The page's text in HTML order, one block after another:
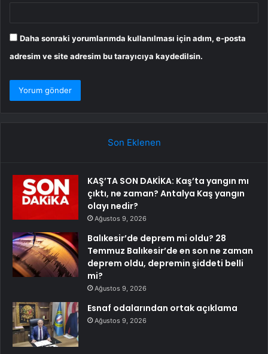
Daha sonraki yorumlarımda kullanılması için adım, e-posta
adresim ve site adresim bu tarayıcıya kaydedilsin.
Son Eklenen
KAŞ’TA SON DAKİKA: Kaş’ta yangın mı
çıktı, ne zaman? Antalya Kaş yangın
olayı nedir?
Ağustos 9, 2026
Balıkesir’de deprem mi oldu? 28
Temmuz Balıkesir’de en son ne zaman
deprem oldu, depremin şiddeti belli
mi?
Ağustos 9, 2026
Esnaf odalarından ortak açıklama
Ağustos 9, 2026